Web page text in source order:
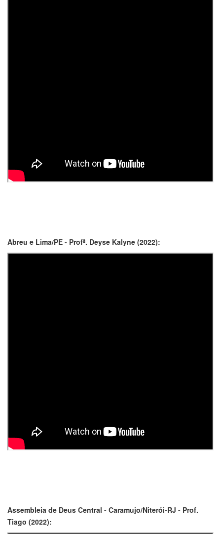
Abreu e Lima/PE - Profª. Deyse Kalyne (2022):
Assembleia de Deus Central - Caramujo/Niterói-RJ - Prof.
Tiago (2022):